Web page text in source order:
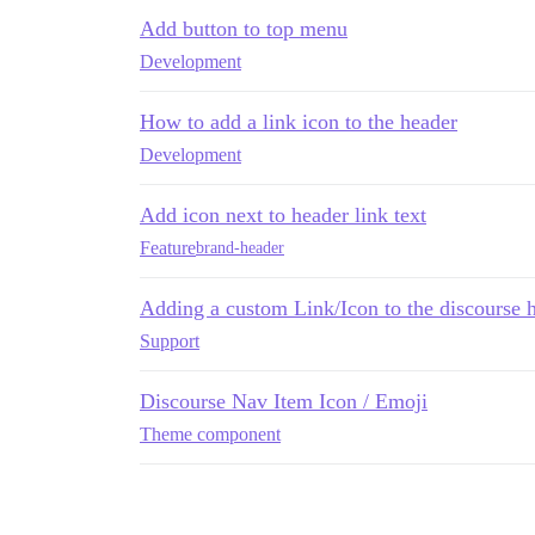
Add button to top menu
Development
How to add a link icon to the header
Development
Add icon next to header link text
Featurebrand-header
Adding a custom Link/Icon to the discourse
Support
Discourse Nav Item Icon / Emoji
Theme component